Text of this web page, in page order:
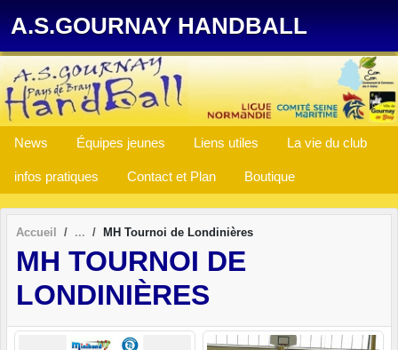
A.S.GOURNAY HANDBALL
News Équipes jeunes Liens utiles La vie du club
infos pratiques Contact et Plan Boutique
Accueil MH Tournoi de Londinières
MH TOURNOI DE
LONDINIÈRES